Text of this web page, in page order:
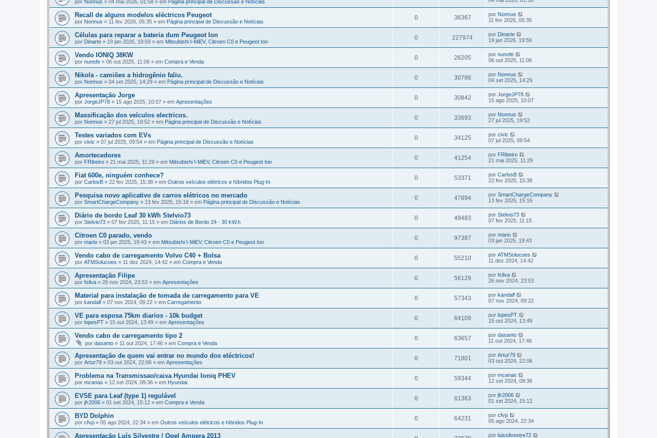
por Nonnus » 04 mai 2026, 01:58 » em Página principal de Discussão e Notícias
Recall de alguns modelos eléctricos Peugeot
por Nonnus » 11 fev 2026, 05:35 » em Página principal de Discussão e Notícias
0 36367 por Nonnus
11 fev 2026, 05:35
Células para reparar a bateria dum Peugeot Ion
por Dinarte » 19 jan 2026, 19:59 » em Mitsubishi I-MiEV, Citroen C0 e Peugeot Ion
0 227974 por Dinarte
19 jan 2026, 19:59
Vendo IONIQ 38KW
por nunofe » 06 out 2025, 11:06 » em Compra e Venda
0 26205 por nunofe
06 out 2025, 11:06
Nikola - camiões a hidrogênio faliu.
por Nonnus » 04 set 2025, 14:29 » em Página principal de Discussão e Notícias
0 30786 por Nonnus
04 set 2025, 14:29
Apresentação Jorge
por JorgeJP78 » 15 ago 2025, 10:07 » em Apresentações
0 30842 por JorgeJP78
15 ago 2025, 10:07
Massificação dos veículos electricos.
por Nonnus » 27 jul 2025, 19:52 » em Página principal de Discussão e Notícias
0 33693 por Nonnus
27 jul 2025, 19:52
Testes variados com EVs
por civic » 07 jul 2025, 09:54 » em Página principal de Discussão e Notícias
0 34125 por civic
07 jul 2025, 09:54
Amortecedores
por FRibeiro » 21 mai 2025, 11:29 » em Mitsubishi I-MiEV, Citroen C0 e Peugeot Ion
0 41254 por FRibeiro
21 mai 2025, 11:29
Fiat 600e, ninguém conhece?
por CarlosB » 22 fev 2025, 15:38 » em Outros veículos elétricos e híbridos Plug-In
0 53371 por CarlosB
22 fev 2025, 15:38
Pesquisa novo aplicativo de carros elétricos no mercado
por SmartChargeCompany » 13 fev 2025, 15:16 » em Página principal de Discussão e Notícias
0 47894 por SmartChargeCompany
13 fev 2025, 15:16
Diário de bordo Leaf 30 kWh Stelvio73
por Stelvio73 » 07 fev 2025, 11:15 » em Diários de Bordo 24 - 30 kW.h
0 49483 por Stelvio73
07 fev 2025, 11:15
Citroen C0 parado, vendo
por mario » 03 jan 2025, 19:43 » em Mitsubishi I-MiEV, Citroen C0 e Peugeot Ion
0 97387 por mario
03 jan 2025, 19:43
Vendo cabo de carregamento Volvo C40 + Bolsa
por ATMSolucoes » 11 dez 2024, 14:42 » em Compra e Venda
0 55210 por ATMSolucoes
11 dez 2024, 14:42
Apresentação Filipe
por fsilva » 26 nov 2024, 23:53 » em Apresentações
0 56129 por fsilva
26 nov 2024, 23:53
Material para instalação de tomada de carregamento para VE
por kandalf » 07 nov 2024, 09:22 » em Carregamento
0 57343 por kandalf
07 nov 2024, 09:22
VE para esposa 75km diarios - 10k budget
por lopesPT » 15 out 2024, 13:49 » em Apresentações
0 64109 por lopesPT
15 out 2024, 13:49
Vendo cabo de carregamento tipo 2
por dasanto » 11 out 2024, 17:46 » em Compra e Venda
0 63657 por dasanto
11 out 2024, 17:46
Apresentação de quem vai entrar no mundo dos eléctricos!
por Artur79 » 03 out 2024, 22:06 » em Apresentações
0 71801 por Artur79
03 out 2024, 22:06
Problema na Transmissao/caixa Hyundai Ioniq PHEV
por mcanas » 12 set 2024, 09:36 » em Hyundai
0 59344 por mcanas
12 set 2024, 09:36
EVSE para Leaf (type 1) regulável
por jfr2006 » 01 set 2024, 15:12 » em Compra e Venda
0 61363 por jfr2006
01 set 2024, 15:12
BYD Dolphin
por cfvp » 05 ago 2024, 22:34 » em Outros veículos elétricos e híbridos Plug-In
0 64231 por cfvp
05 ago 2024, 22:34
Apresentação Luís Silvestre / Opel Ampera 2013 por luissilvestre72